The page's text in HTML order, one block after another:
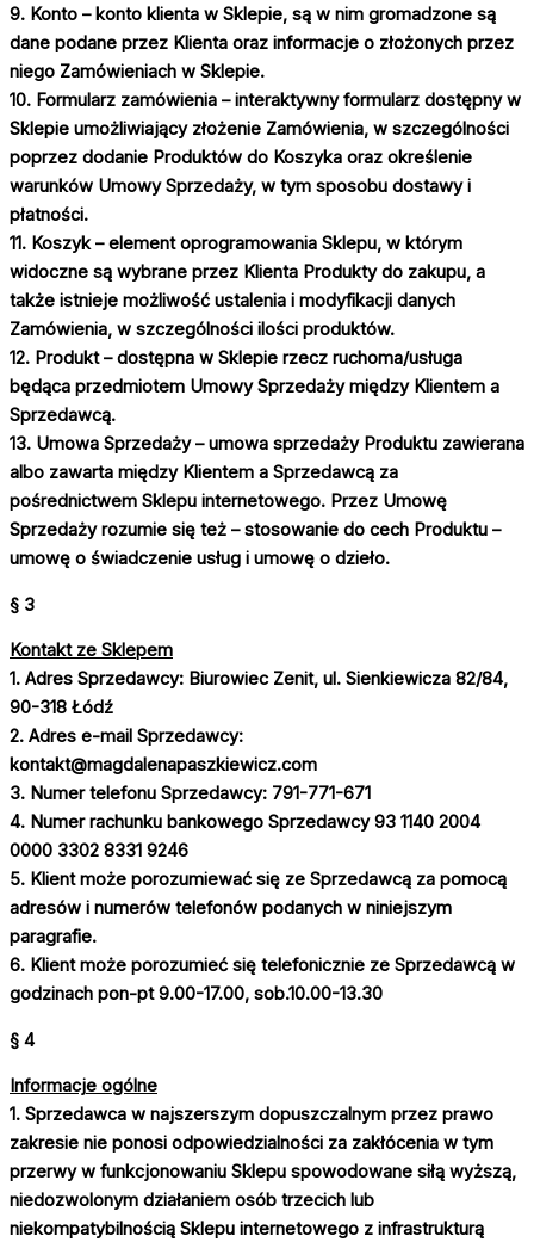
9. Konto – konto klienta w Sklepie, są w nim gromadzone są
dane podane przez Klienta oraz informacje o złożonych przez
niego Zamówieniach w Sklepie.
10. Formularz zamówienia – interaktywny formularz dostępny w
Sklepie umożliwiający złożenie Zamówienia, w szczególności
poprzez dodanie Produktów do Koszyka oraz określenie
warunków Umowy Sprzedaży, w tym sposobu dostawy i
płatności.
11. Koszyk – element oprogramowania Sklepu, w którym
widoczne są wybrane przez Klienta Produkty do zakupu, a
także istnieje możliwość ustalenia i modyfikacji danych
Zamówienia, w szczególności ilości produktów.
12. Produkt – dostępna w Sklepie rzecz ruchoma/usługa
będąca przedmiotem Umowy Sprzedaży między Klientem a
Sprzedawcą.
13. Umowa Sprzedaży – umowa sprzedaży Produktu zawierana
albo zawarta między Klientem a Sprzedawcą za
pośrednictwem Sklepu internetowego. Przez Umowę
Sprzedaży rozumie się też – stosowanie do cech Produktu –
umowę o świadczenie usług i umowę o dzieło.
§ 3
Kontakt ze Sklepem
1. Adres Sprzedawcy: Biurowiec Zenit, ul. Sienkiewicza 82/84,
90-318 Łódź
2. Adres e-mail Sprzedawcy:
kontakt@magdalenapaszkiewicz.com
3. Numer telefonu Sprzedawcy: 791-771-671
4. Numer rachunku bankowego Sprzedawcy93 1140 2004
0000 3302 8331 9246
5. Klient może porozumiewać się ze Sprzedawcą za pomocą
adresów i numerów telefonów podanych w niniejszym
paragrafie.
6. Klient może porozumieć się telefonicznie ze Sprzedawcą w
godzinach pon-pt 9.00-17.00, sob.10.00-13.30
§ 4
Informacje ogólne
1. Sprzedawca w najszerszym dopuszczalnym przez prawo
zakresie nie ponosi odpowiedzialności za zakłócenia w tym
przerwy w funkcjonowaniu Sklepu spowodowane siłą wyższą,
niedozwolonym działaniem osób trzecich lub
niekompatybilnością Sklepu internetowego z infrastrukturą